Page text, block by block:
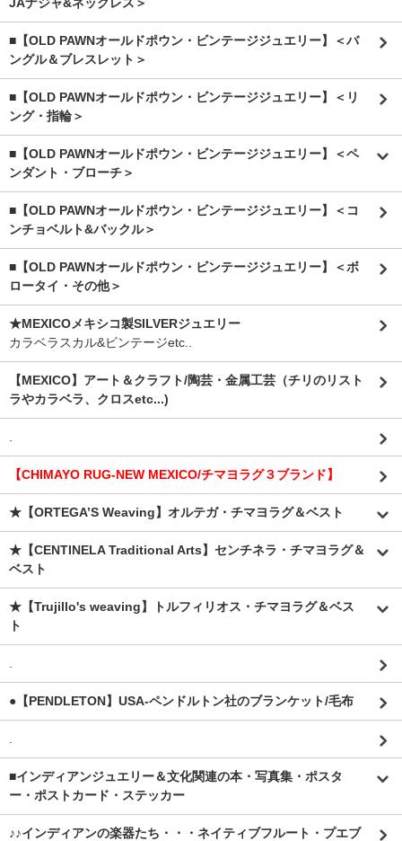
■【OLD PAWNオールドポウン・ビンテージジュエリー】＜バ
ングル＆ブレスレット＞
■【OLD PAWNオールドポウン・ビンテージジュエリー】＜リ
ング・指輪＞
■【OLD PAWNオールドポウン・ビンテージジュエリー】＜ペ
ンダント・ブローチ＞
■【OLD PAWNオールドポウン・ビンテージジュエリー】＜コ
ンチョベルト&バックル＞
■【OLD PAWNオールドポウン・ビンテージジュエリー】＜ボ
ロータイ・その他＞
★MEXICOメキシコ製SILVERジュエリー
カラベラスカル&ビンテージetc..
【MEXICO】アート＆クラフト/陶芸・金属工芸（チリのリスト
ラやカラベラ、クロスetc...)
【CHIMAYO RUG-NEW MEXICO/チマヨラグ３ブランド】
★【ORTEGA’S Weaving】オルテガ・チマヨラグ＆ベスト
★【CENTINELA Traditional Arts】センチネラ・チマヨラグ＆
ベスト
★【Trujillo's weaving】トルフィリオス・チマヨラグ＆ベス
ト
●【PENDLETON】USA-ペンドルトン社のブランケット/毛布
■インディアンジュエリー＆文化関連の本・写真集・ポスタ
ー・ポストカード・ステッカー
♪♪インディアンの楽器たち・・・ネイティブフルート・プエブ